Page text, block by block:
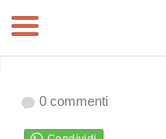
0 commenti